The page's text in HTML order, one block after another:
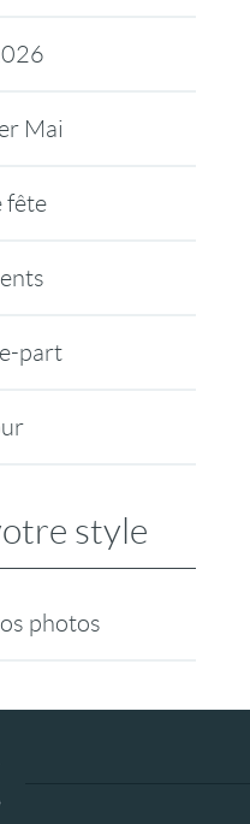
Mai
fête
part
style
photos